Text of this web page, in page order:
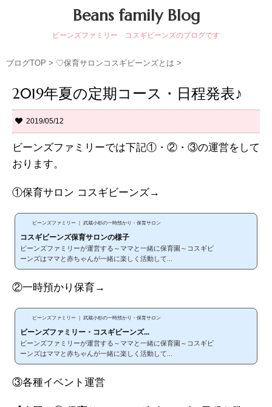
Beans family Blog
ビーンズファミリー コスギビーンズのブログです
ブログTOP > ♡保育サロンコスギビーンズとは >
2019年夏の定期コース・日程発表♪
2019/05/12
ビーンズファミリーでは下記①・②・③の運営をして
おります。
①保育サロン コスギビーンズ→
ビーンズファミリー ｜ 武蔵小杉の一時預かり・保育サロン
コスギビーンズ保育サロンの様子
ビーンズファミリーが運営する～ママと一緒に保育園～コスギビ
ーンズはママと赤ちゃんが一緒に楽しく活動して...
②一時預かり保育→
ビーンズファミリー ｜ 武蔵小杉の一時預かり・保育サロン
ビーンズファミリー・コスギビーンズ...
ビーンズファミリーが運営する～ママと一緒に保育園～コスギビ
ーンズはママと赤ちゃんが一緒に楽しく活動して...
③各種イベント運営